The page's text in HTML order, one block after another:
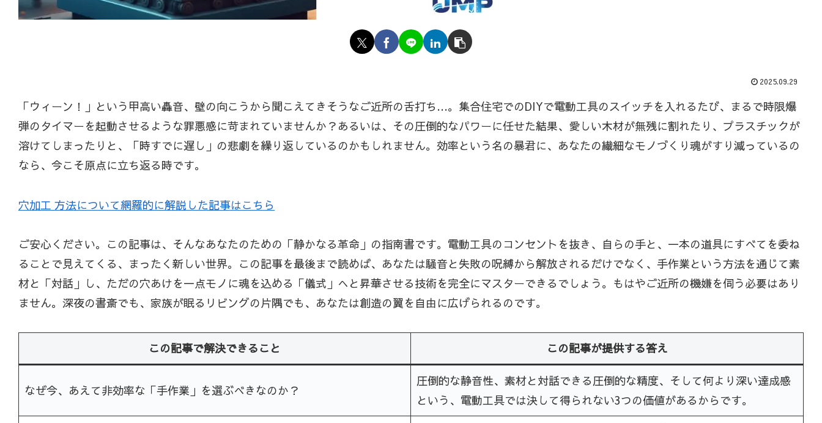
2025.09.29
「ウィーン！」という甲高い轟音、壁の向こうから聞こえてきそうなご近所の舌打ち…。集合住宅でのDIYで電動工具のスイッチを入れるたび、まるで時限爆
弾のタイマーを起動させるような罪悪感に苛まれていませんか？あるいは、その圧倒的なパワーに任せた結果、愛しい木材が無残に割れたり、プラスチックが
溶けてしまったりと、「時すでに遅し」の悲劇を繰り返しているのかもしれません。効率という名の暴君に、あなたの繊細なモノづくり魂がすり減っているの
なら、今こそ原点に立ち返る時です。
穴加工 方法について網羅的に解説した記事はこちら
ご安心ください。この記事は、そんなあなたのための「静かなる革命」の指南書です。電動工具のコンセントを抜き、自らの手と、一本の道具にすべてを委ね
ることで見えてくる、まったく新しい世界。この記事を最後まで読めば、あなたは騒音と失敗の呪縛から解放されるだけでなく、手作業という方法を通じて素
材と「対話」し、ただの穴あけを一点モノに魂を込める「儀式」へと昇華させる技術を完全にマスターできるでしょう。もはやご近所の機嫌を伺う必要はあり
ません。深夜の書斎でも、家族が眠るリビングの片隅でも、あなたは創造の翼を自由に広げられるのです。
この記事で解決できること この記事が提供する答え
なぜ今、あえて非効率な「手作業」を選ぶべきなのか？
圧倒的な静音性、素材と対話できる圧倒的な精度、そして何より深い達成感
という、電動工具では決して得られない3つの価値があるからです。